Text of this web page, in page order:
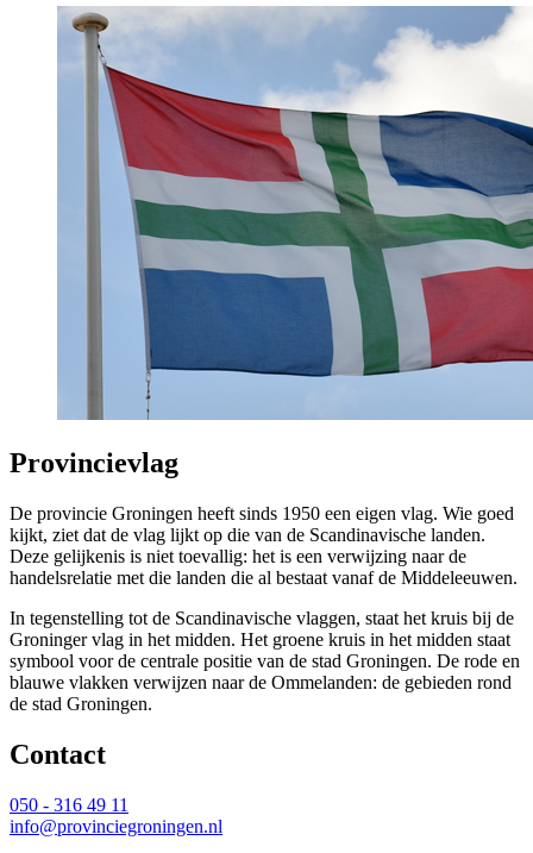
Provincievlag
De provincie Groningen heeft sinds 1950 een eigen vlag. Wie goed
kijkt, ziet dat de vlag lijkt op die van de Scandinavische landen.
Deze gelijkenis is niet toevallig: het is een verwijzing naar de
handelsrelatie met die landen die al bestaat vanaf de Middeleeuwen.
In tegenstelling tot de Scandinavische vlaggen, staat het kruis bij de
Groninger vlag in het midden. Het groene kruis in het midden staat
symbool voor de centrale positie van de stad Groningen. De rode en
blauwe vlakken verwijzen naar de Ommelanden: de gebieden rond
de stad Groningen.
Contact
050 - 316 49 11
info@provinciegroningen.nl